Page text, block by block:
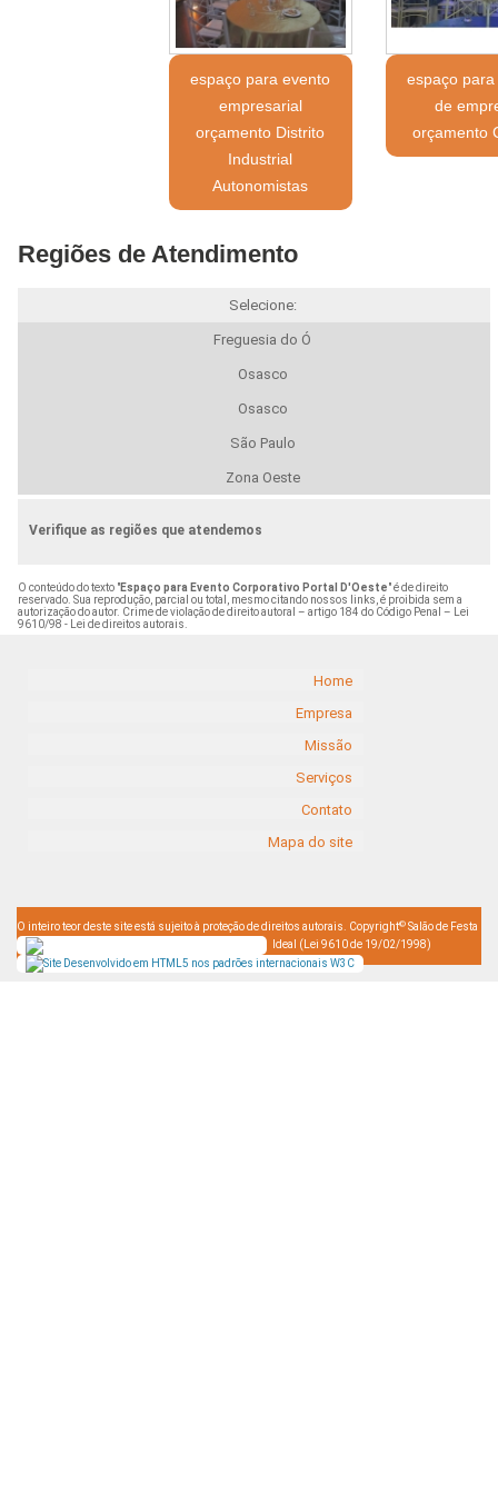
espaço para evento
empresarial
orçamento Distrito
Industrial
Autonomistas
espaço
de
orçamento
Regiões de Atendimento
Selecione:
Freguesia do Ó
Osasco
Osasco
São Paulo
Zona Oeste
Verifique as regiões que atendemos
O conteúdo do texto "Espaço para Evento Corporativo Portal D'Oeste" é de direito
reservado. Sua reprodução, parcial ou total, mesmo citando nossos links, é proibida sem a
autorização do autor. Crime de violação de direito autoral – artigo 184 do Código Penal –
Lei
9610/98 - Lei de direitos autorais
Home
Empresa
Missão
Serviços
Contato
Mapa do site
O inteiro teor deste site está sujeito à proteção de direitos autorais. Copyright© Salão de Festa
Ideal (Lei 9610 de 19/02/1998)